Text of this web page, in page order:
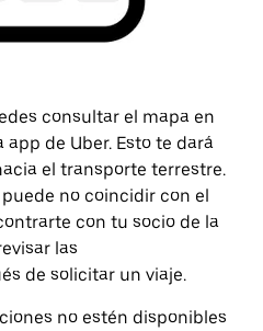
consultar el mapa en
de Uber. Esto te dará
el transporte terrestre.
no coincidir con el
con tu socio de la
las
de solicitar un viaje.
no estén disponibles